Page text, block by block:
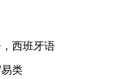
西班牙语
类